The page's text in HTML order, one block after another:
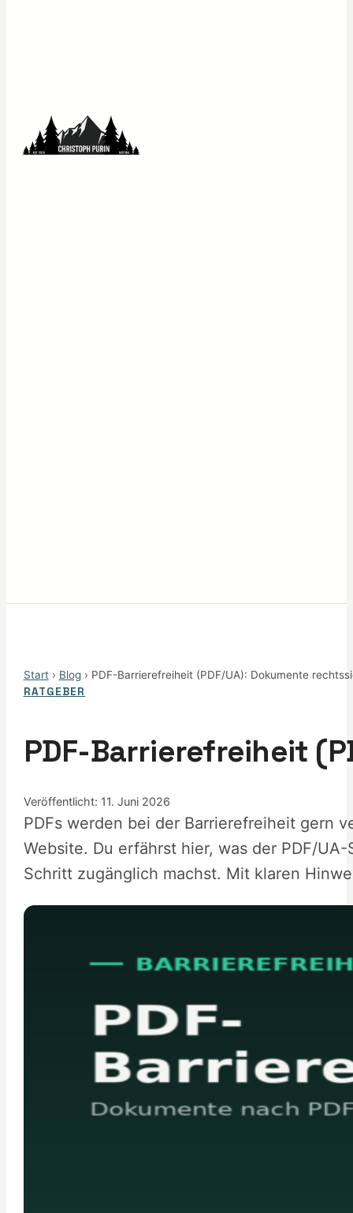
Start› Blog› PDF-Barrierefreiheit (PDF/UA): Dokumente
RATGEBER
PDF-Barrierefreiheit
Veröffentlicht: 11. Juni 2026
PDFs werden bei der Barrierefreiheit gern
Website. Du erfährst hier, was der PDF/
Schritt zugänglich machst. Mit klaren